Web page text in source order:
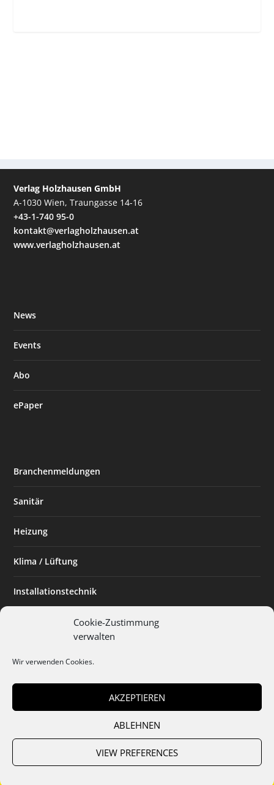
Cookie-Zustimmung
verwalten
Wir verwenden Cookies.
AKZEPTIEREN
ABLEHNEN
VIEW PREFERENCES
Verlag Holzhausen GmbH
A-1030 Wien, Traungasse 14-16
+43-1-740 95-0
kontakt@verlagholzhausen.at
www.verlagholzhausen.at
News
Events
Abo
ePaper
Branchenmeldungen
Sanitär
Heizung
Klima / Lüftung
Installationstechnik
Planen & Bauen
Installateur des Monats
Mediadaten Cookies Datenschutz